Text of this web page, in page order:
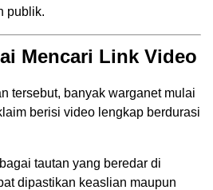
publik.
Mencari Link Video
tersebut, banyak warganet mulai
berisi video lengkap berdurasi
tautan yang beredar di
dipastikan keaslian maupun